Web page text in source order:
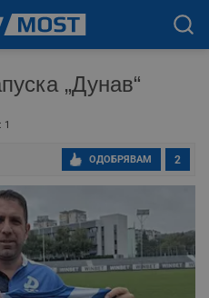
„Дунав“
1
2
ОДОБРЯВАМ